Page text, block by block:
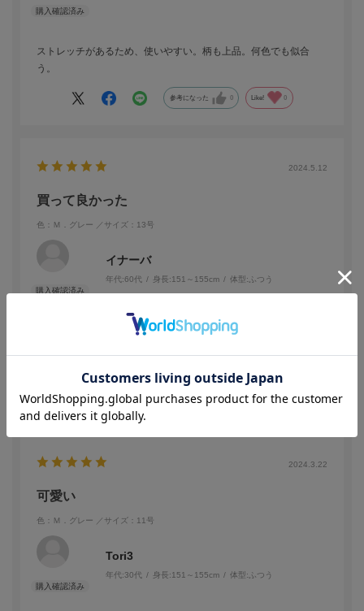
ストレッチがあるため、使いやすい。柄も上品。何色でも似合
う。
参考になった 0 Like! 0
2024.5.12
買って良かった
色：Ｍ．グレー ／サイズ：13号
イナーバ
年代:60代 身長:151～155cm 体型: ふつう
参考になった 0 Like!
2024.3.22
可愛い
色：Ｍ．グレー ／サイズ：11号
Tori3
年代:30代 身長:151～155cm 体型: ふつう